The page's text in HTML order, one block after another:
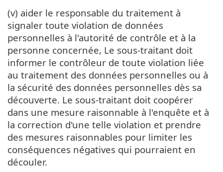
(v) aider le responsable du traitement à
signaler toute violation de données
personnelles à l'autorité de contrôle et à la
personne concernée, Le sous-traitant doit
informer le contrôleur de toute violation liée
au traitement des données personnelles ou à
la sécurité des données personnelles dès sa
découverte. Le sous-traitant doit coopérer
dans une mesure raisonnable à l'enquête et à
la correction d'une telle violation et prendre
des mesures raisonnables pour limiter les
conséquences négatives qui pourraient en
découler.